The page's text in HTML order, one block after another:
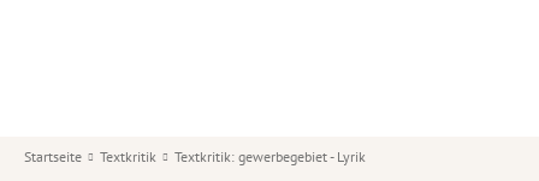
Startseite Textkritik Textkritik: gewerbegebiet - Lyrik